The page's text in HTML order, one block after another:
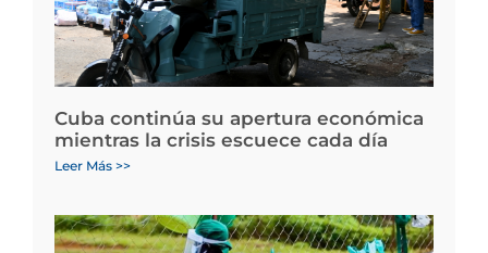
Cuba continúa su apertura económica
mientras la crisis escuece cada día
Leer Más >>